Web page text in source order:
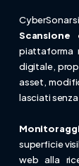
CyberSonar
piattaforma
digitale,
asset,
lasciati
superficie
web alla